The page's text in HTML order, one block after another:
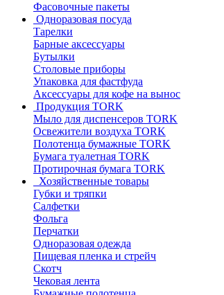
Фасовочные пакеты
Одноразовая посуда
Тарелки
Барные аксессуары
Бутылки
Столовые приборы
Упаковка для фастфуда
Аксессуары для кофе на вынос
Продукция TORK
Мыло для диспенсеров TORK
Освежители воздуха TORK
Полотенца бумажные TORK
Бумага туалетная TORK
Протирочная бумага TORK
Хозяйственные товары
Губки и тряпки
Салфетки
Фольга
Перчатки
Одноразовая одежда
Пищевая пленка и стрейч
Скотч
Чековая лента